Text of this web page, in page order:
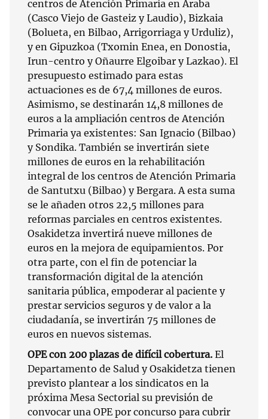
centros de Atención Primaria en Araba
(Casco Viejo de Gasteiz y Laudio), Bizkaia
(Bolueta, en Bilbao, Arrigorriaga y Urduliz),
y en Gipuzkoa (Txomin Enea, en Donostia,
Irun-centro y Oñaurre Elgoibar y Lazkao). El
presupuesto estimado para estas
actuaciones es de 67,4 millones de euros.
Asimismo, se destinarán 14,8 millones de
euros a la ampliación centros de Atención
Primaria ya existentes: San Ignacio (Bilbao)
y Sondika. También se invertirán siete
millones de euros en la rehabilitación
integral de los centros de Atención Primaria
de Santutxu (Bilbao) y Bergara. A esta suma
se le añaden otros 22,5 millones para
reformas parciales en centros existentes.
Osakidetza invertirá nueve millones de
euros en la mejora de equipamientos. Por
otra parte, con el fin de potenciar la
transformación digital de la atención
sanitaria pública, empoderar al paciente y
prestar servicios seguros y de valor a la
ciudadanía, se invertirán 75 millones de
euros en nuevos sistemas.
OPE con 200 plazas de difícil cobertura. El
Departamento de Salud y Osakidetza tienen
previsto plantear a los sindicatos en la
próxima Mesa Sectorial su previsión de
convocar una OPE por concurso para cubrir